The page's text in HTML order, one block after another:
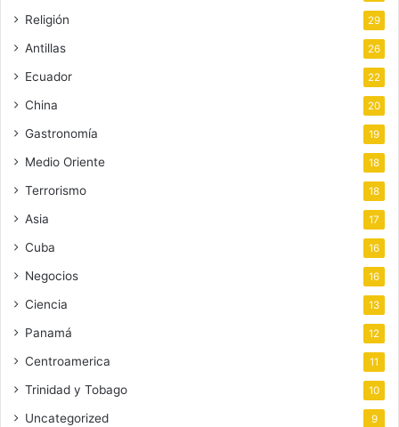
Religión 29
Antillas 26
Ecuador 22
China 20
Gastronomía 19
Medio Oriente 18
Terrorismo 18
Asia 17
Cuba 16
Negocios 16
Ciencia 13
Panamá 12
Centroamerica 11
Trinidad y Tobago 10
Uncategorized 9